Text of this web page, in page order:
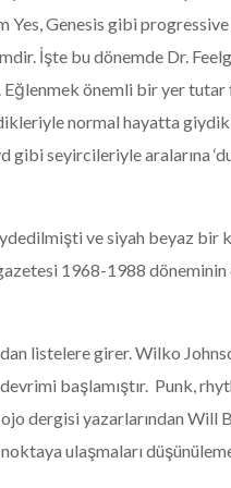
Yes, Genesis gibi
İşte bu dönemde Dr.
önemli bir yer tutar
normal hayatta
gibi seyircileriyle aralarına
ve siyah beyaz bir
gazetesi 1968-1988
listelere girer. Wilko
başlamıştır. Punk,
dergisi yazarlarından Will
ulaşmaları